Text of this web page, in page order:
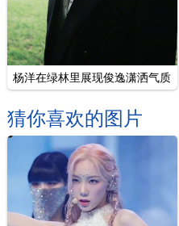
杨洋在绿林里展现俊逸潇洒气质
猜你喜欢的图片